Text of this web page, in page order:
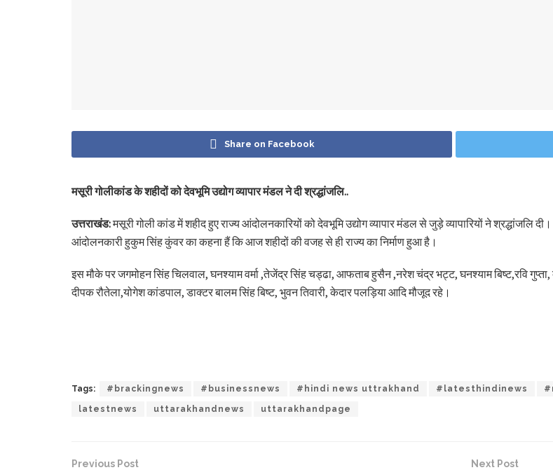
Share on Facebook
मसूरी गोलीकांड के शहीदों को देवभूमि उद्योग व्यापार मंडल ने दी श्रद्धांजलि..
उत्तराखंड:मसूरी गोली कांड में शहीद हुए राज्य आंदोलनकारियों को देवभूमि उद्योग व्यापार मंडल से जुड़े व्यापारियों ने श्रद्धांजलि
आंदोलनकारी हुकुम सिंह कुंवर का कहना हैं कि आज शहीदों की वजह से ही राज्य का निर्माण हुआ है।
इस मौके पर जगमोहन सिंह चिलवाल, घनश्याम वर्मा ,तेजेंद्र सिंह चड्ढा, आफताब हुसैन ,नरेश चंद्र भट्ट, घनश्याम बिष्ट,रवि
दीपक रौतेला,योगेश कांडपाल, डाक्टर बालम सिंह बिष्ट, भुवन तिवारी, केदार पलड़िया आदि मौजूद रहे।
Tags: #brackingnews #businessnews #hindi news uttrakhand #latesthindinews
latestnews uttarakhandnews uttarakhandpage
Previous Post Next Post